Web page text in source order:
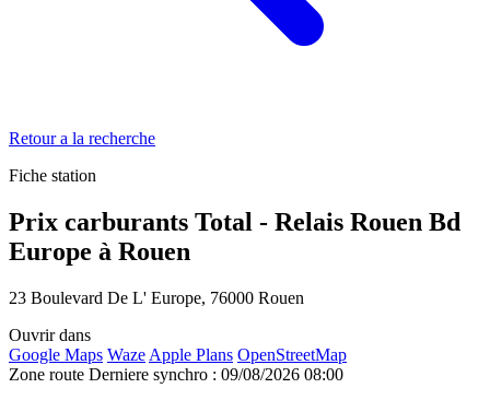
Retour a la recherche
Fiche station
Prix carburants Total - Relais Rouen Bd
Europe à Rouen
23 Boulevard De L' Europe, 76000 Rouen
Ouvrir dans
Google Maps Waze Apple Plans OpenStreetMap
Zone route Derniere synchro : 09/08/2026 08:00